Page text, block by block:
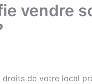
vendre
de votre local